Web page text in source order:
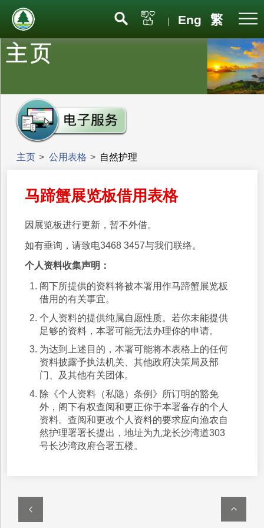
| Eng 繁
主页 > 公用表格 > 自然护理
马蹄蟹展览板借用表格
因展览板进行更新，暂不外借。
如有垂询，请致电3468 3457与我们联络。
个人资料收集声明：
阁下所提供的资料将被本署用作马蹄蟹展览板
借用的有关事宜。
个人资料的提供纯属自愿性质。若你未能提供
足够的资料，本署可能无法办理你的申请。
为达到上述目的，本署可能将本表格上的任何
资料披露予执法机关、其他政府决策局及部
门、及其他有关团体。
除《个人资料（私隐）条例》所订明的豁免
外，阁下有权查阅和更正你于本署备存的个人
资料。查阅和更改个人资料的要求应向渔农自
然护理署署长提出，地址为九龙长沙湾道303
号长沙湾政府合署五楼。